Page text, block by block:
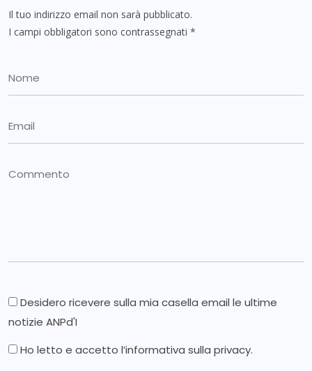
Il tuo indirizzo email non sarà pubblicato.
I campi obbligatori sono contrassegnati *
Desidero ricevere sulla mia casella email le ultime
notizie ANPd'I
Ho letto e accetto l’informativa sulla privacy.